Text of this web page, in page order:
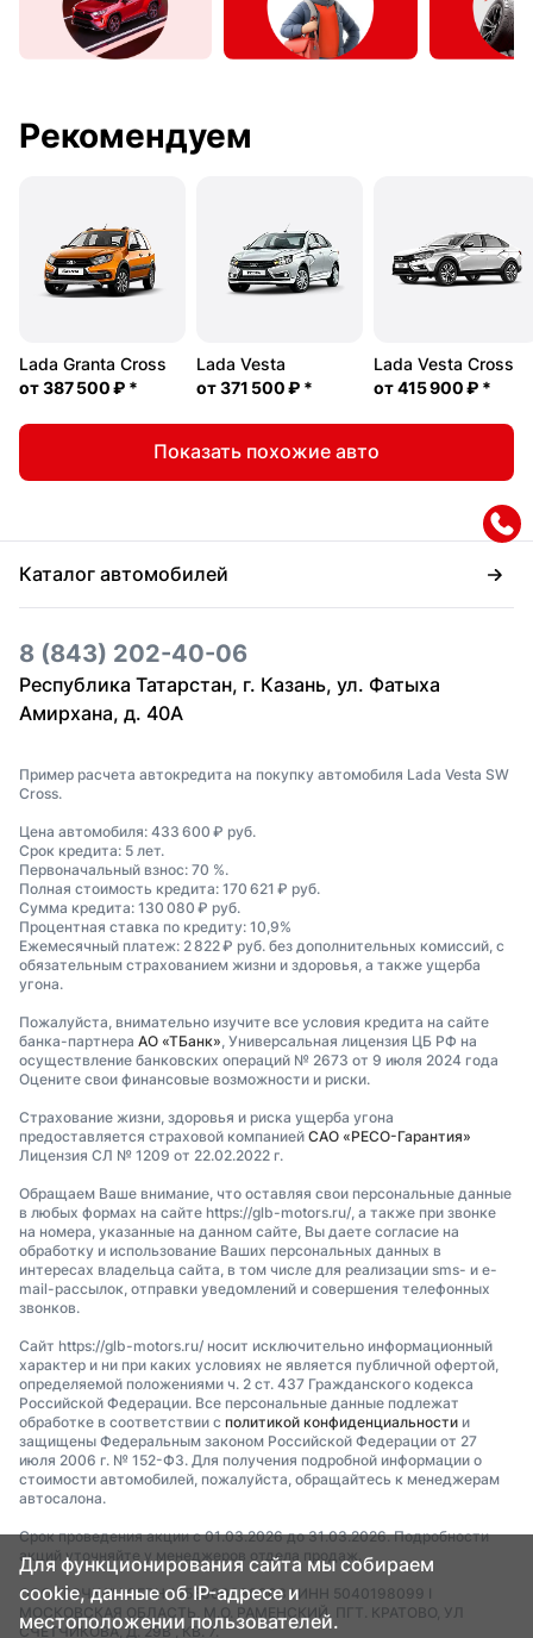
Рекомендуем
Lada Granta Cross
от387 500 ₽ *
Lada Vesta
от371 500 ₽ *
Lada Vesta Cross
от415 900 ₽ *
Показать похожие авто
Каталог автомобилей
8 (843) 202-40-06
Республика Татарстан, г. Казань, ул. Фатыха
Амирхана, д. 40А
Пример расчета автокредита на покупку автомобиля Lada Vesta SW
Cross.
Цена автомобиля: 433 600 ₽ руб.
Срок кредита: 5 лет.
Первоначальный взнос: 70 %.
Полная стоимость кредита: 170 621 ₽ руб.
Сумма кредита: 130 080 ₽ руб.
Процентная ставка по кредиту: 10,9%
Ежемесячный платеж: 2 822 ₽ руб. без дополнительных комиссий, с
обязательным страхованием жизни и здоровья, а также ущерба
угона.
Пожалуйста, внимательно изучите все условия кредита на сайте
банка-партнера АО «ТБанк» , Универсальная лицензия ЦБ РФ на
осуществление банковских операций № 2673 от 9 июля 2024 года
Оцените свои финансовые возможности и риски.
Страхование жизни, здоровья и риска ущерба угона
предоставляется страховой компанией САО «РЕСО-Гарантия»
Лицензия СЛ № 1209 от 22.02.2022 г.
Обращаем Ваше внимание, что оставляя свои персональные данные
в любых формах на сайте https://glb-motors.ru/, а также при звонке
на номера, указанные на данном сайте, Вы даете согласие на
обработку и использование Ваших персональных данных в
интересах владельца сайта, в том числе для реализации sms- и e-
mail-рассылок, отправки уведомлений и совершения телефонных
звонков.
Сайт https://glb-motors.ru/ носит исключительно информационный
характер и ни при каких условиях не является публичной офертой,
определяемой положениями ч. 2 ст. 437 Гражданского кодекса
Российской Федерации. Все персональные данные подлежат
обработке в соответствии с политикой конфиденциальности и
защищены Федеральным законом Российской Федерации от 27
июля 2006 г. № 152-ФЗ. Для получения подробной информации о
стоимости автомобилей, пожалуйста, обращайтесь к менеджерам
автосалона.
Срок проведения акции с 01.03.2026 до 31.03.2026. Подробности
акций уточняйте у менеджеров отдела продаж.
ООО "ТОЧКА" I ОГРН 1255000088903 I ИНН 5040198099 I
МОСКОВСКАЯ ОБЛАСТЬ, М.О. РАМЕНСКИЙ, ПГТ. КРАТОВО, УЛ
СЧЕТЧИКОВА, Д. 29В , КВ. 7.
Для функционирования сайта мы собираем
cookie, данные об IP-адресе и
местоположении пользователей.